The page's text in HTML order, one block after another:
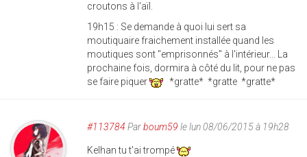
croutons à l'aïl.
19h15 : Se demande à quoi lui sert sa
moutiquaire fraichement installée quand les
moutiques sont "emprisonnés" à l'intérieur... La
prochaine fois, dormira à côté du lit, pour ne pas
se faire piquer
*gratte* *gratte *gratte*
#113784 Parboum59 le lun 08/06/2015 à 19h28
Kelhan tu t'ai trompé